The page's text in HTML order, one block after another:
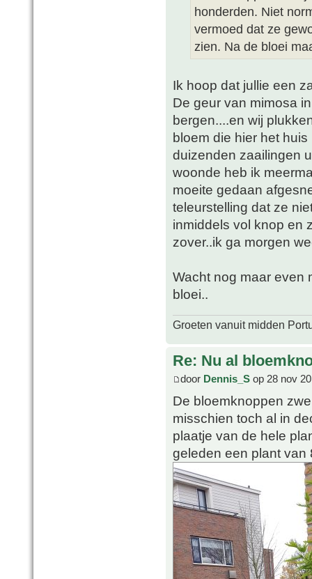
honderden. Niet
vermoed dat ze
zien. Na de bloei
Ik hoop dat jullie een
De geur van mimosa
bergen....en wij
bloem die hier het
duizenden zaailingen
woonde heb ik
moeite gedaan
teleurstelling dat ze
inmiddels vol knop en
zover..ik ga morgen
Wacht nog maar even
bloei..
Groeten vanuit midden
Re: Nu al
door Dennis_S op 28 nov
De bloemknoppen
misschien toch al in
plaatje van de hele
geleden een plant van